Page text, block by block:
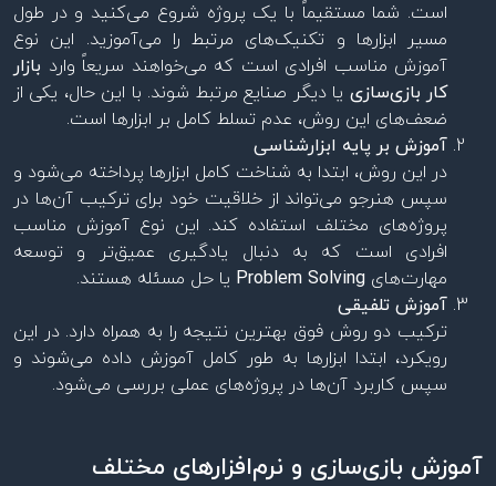
است. شما مستقیماً با یک پروژه شروع می‌کنید و در طول
مسیر ابزارها و تکنیک‌های مرتبط را می‌آموزید. این نوع
آموزش مناسب افرادی است که می‌خواهند سریعاً وارد بازار
کار بازی‌سازی یا دیگر صنایع مرتبط شوند. با این حال، یکی از
ضعف‌های این روش، عدم تسلط کامل بر ابزارها است.
آموزش بر پایه ابزارشناسی
در این روش، ابتدا به شناخت کامل ابزارها پرداخته می‌شود و
سپس هنرجو می‌تواند از خلاقیت خود برای ترکیب آن‌ها در
پروژه‌های مختلف استفاده کند. این نوع آموزش مناسب
افرادی است که به دنبال یادگیری عمیق‌تر و توسعه
مهارت‌های Problem Solving یا حل مسئله هستند.
آموزش تلفیقی
ترکیب دو روش فوق بهترین نتیجه را به همراه دارد. در این
رویکرد، ابتدا ابزارها به طور کامل آموزش داده می‌شوند و
سپس کاربرد آن‌ها در پروژه‌های عملی بررسی می‌شود.
آموزش بازی‌سازی و نرم‌افزارهای مختلف